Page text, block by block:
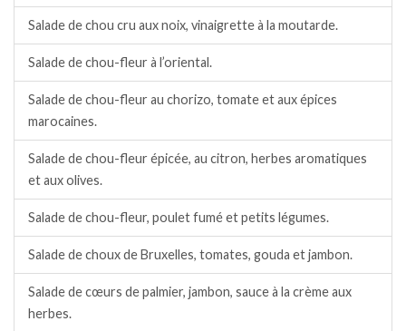
Salade de chou cru aux noix, vinaigrette à la moutarde.
Salade de chou-fleur à l’oriental.
Salade de chou-fleur au chorizo, tomate et aux épices
marocaines.
Salade de chou-fleur épicée, au citron, herbes aromatiques
et aux olives.
Salade de chou-fleur, poulet fumé et petits légumes.
Salade de choux de Bruxelles, tomates, gouda et jambon.
Salade de cœurs de palmier, jambon, sauce à la crème aux
herbes.